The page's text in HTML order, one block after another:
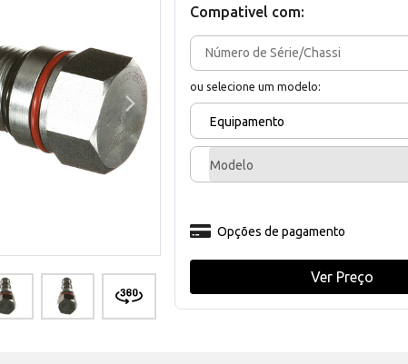
Compativel com:
ou selecione um modelo:
Equipamento
Modelo
Opções de pagamento
Ver Preço